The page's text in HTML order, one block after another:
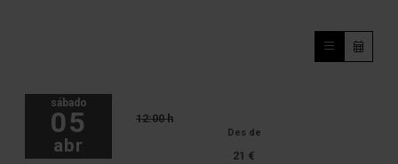
sábado
05
abr
12:00 h
Des de
21 €